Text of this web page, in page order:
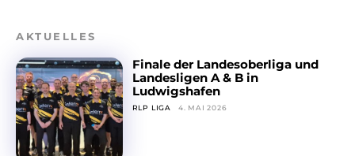
AKTUELLES
Finale der Landesoberliga und
Landesligen A & B in
Ludwigshafen
RLP LIGA 4. MAI 2026